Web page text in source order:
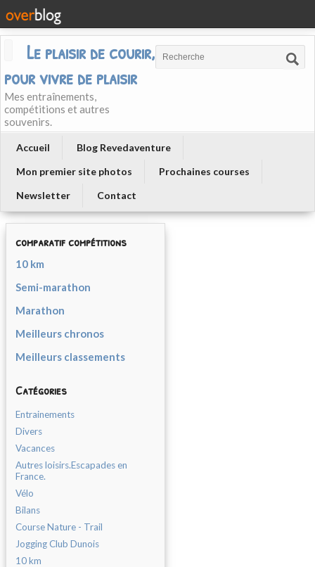
Le plaisir de courir, courir
pour vivre de plaisir
Mes entraînements,
compétitions et autres
souvenirs.
Accueil
Blog Revedaventure
Mon premier site photos
Prochaines courses
Newsletter
Contact
comparatif compétitions
10 km
Semi-marathon
Marathon
Meilleurs chronos
Meilleurs classements
Catégories
Entrainements
Divers
Vacances
Autres loisirs.Escapades en
France.
Vélo
Bilans
Course Nature - Trail
Jogging Club Dunois
10 km